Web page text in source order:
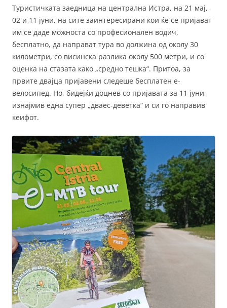
Туристичката заедница на централна Истра, на 21 мај,
02 и 11 јуни, на сите заинтересирани кои ќе се пријават
им се даде можноста со професионален водич,
бесплатно, да направат тура во должина од околу 30
километри, со висинска разлика околу 500 метри, и со
оценка на стазата како „средно тешка“. Притоа, за
првите двајца пријавени следеше бесплатен е-
велосипед. Но, бидејќи доцнев со пријавата за 11 јуни,
изнајмив една супер „дваес-деветка“ и си го направив
кеифот.